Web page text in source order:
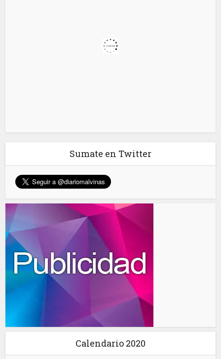
Sumate en Twitter
Calendario 2020